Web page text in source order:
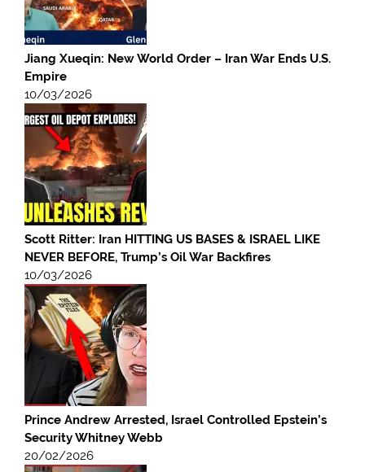
Jiang Xueqin: New World Order – Iran War Ends U.S.
Empire
10/03/2026
Scott Ritter: Iran HITTING US BASES & ISRAEL LIKE
NEVER BEFORE, Trump’s Oil War Backfires
10/03/2026
Prince Andrew Arrested, Israel Controlled Epstein’s
Security Whitney Webb
20/02/2026